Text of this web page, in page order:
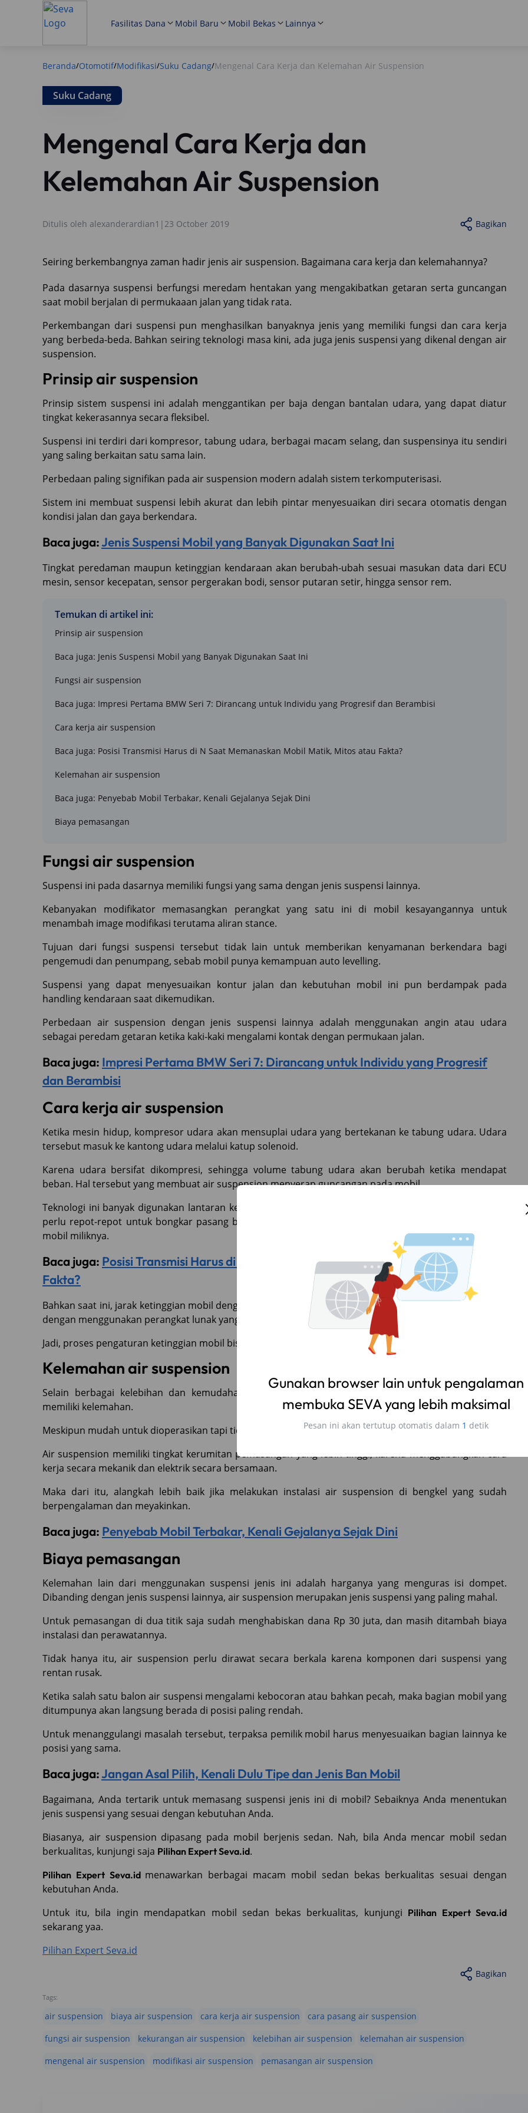
Fasilitas Dana Mobil Baru Mobil Bekas Lainnya
Beranda/Otomotif/Modifikasi/Suku Cadang/Mengenal Cara Kerja dan Kelemahan Air Suspension
Suku Cadang
Mengenal Cara Kerja dan
Kelemahan Air Suspension
Ditulis oleh alexanderardian1 | 23 October 2019 Bagikan
Seiring berkembangnya zaman hadir jenis air suspension. Bagaimana cara kerja dan kelemahannya?
Pada dasarnya suspensi berfungsi meredam hentakan yang mengakibatkan getaran serta guncangan
saat mobil berjalan di permukaaan jalan yang tidak rata.
Perkembangan dari suspensi pun menghasilkan banyaknya jenis yang memiliki fungsi dan cara kerja
yang berbeda-beda. Bahkan seiring teknologi masa kini, ada juga jenis suspensi yang dikenal dengan air
suspension.
Prinsip air suspension
Prinsip sistem suspensi ini adalah menggantikan per baja dengan bantalan udara, yang dapat diatur
tingkat kekerasannya secara fleksibel.
Suspensi ini terdiri dari kompresor, tabung udara, berbagai macam selang, dan suspensinya itu sendiri
yang saling berkaitan satu sama lain.
Perbedaan paling signifikan pada air suspension modern adalah sistem terkomputerisasi.
Sistem ini membuat suspensi lebih akurat dan lebih pintar menyesuaikan diri secara otomatis dengan
kondisi jalan dan gaya berkendara.
Baca juga:Jenis Suspensi Mobil yang Banyak Digunakan Saat Ini
Tingkat peredaman maupun ketinggian kendaraan akan berubah-ubah sesuai masukan data dari ECU
mesin, sensor kecepatan, sensor pergerakan bodi, sensor putaran setir, hingga sensor rem.
Temukan di artikel ini:
Prinsip air suspension
Baca juga: Jenis Suspensi Mobil yang Banyak Digunakan Saat Ini
Fungsi air suspension
Baca juga: Impresi Pertama BMW Seri 7: Dirancang untuk Individu yang Progresif dan Berambisi
Cara kerja air suspension
Baca juga: Posisi Transmisi Harus di N Saat Memanaskan Mobil Matik, Mitos atau Fakta?
Kelemahan air suspension
Baca juga: Penyebab Mobil Terbakar, Kenali Gejalanya Sejak Dini
Biaya pemasangan
Fungsi air suspension
Suspensi ini pada dasarnya memiliki fungsi yang sama dengan jenis suspensi lainnya.
Kebanyakan modifikator memasangkan perangkat yang satu ini di mobil kesayangannya untuk
menambah image modifikasi terutama aliran stance.
Tujuan dari fungsi suspensi tersebut tidak lain untuk memberikan kenyamanan berkendara bagi
pengemudi dan penumpang, sebab mobil punya kemampuan auto levelling.
Suspensi yang dapat menyesuaikan kontur jalan dan kebutuhan mobil ini pun berdampak pada
handling kendaraan saat dikemudikan.
Perbedaan air suspension dengan jenis suspensi lainnya adalah menggunakan angin atau udara
sebagai peredam getaran ketika kaki-kaki mengalami kontak dengan permukaan jalan.
Baca juga: Impresi Pertama BMW Seri 7: Dirancang untuk Individu yang Progresif
dan Berambisi
Cara kerja air suspension
Ketika mesin hidup, kompresor udara akan mensuplai udara yang bertekanan ke tabung udara. Udara
tersebut masuk ke kantong udara melalui katup solenoid.
Karena udara bersifat dikompresi, sehingga volume tabung udara akan berubah ketika mendapat
beban. Hal tersebut yang membuat air suspension menyerap guncangan pada mobil.
Teknologi ini banyak digunakan lantaran kemudahan pengaturan yang ditawarkan. Penggunanya tidak
perlu repot-repot untuk bongkar pasang bagian kaki-kaki hanya untuk mengatur ground clearance di
mobil miliknya.
Baca juga: Posisi Transmisi Harus di N Saat Memanaskan Mobil Matik, Mitos atau
Fakta?
Bahkan saat ini, jarak ketinggian mobil dengan permukaan tanah (ground clearance) dapat diatur hanya
dengan menggunakan perangkat lunak yang tersemat pada smartphone penggunanya.
Jadi, proses pengaturan ketinggian mobil bisa dilakukan lewat smartphone.
Kelemahan air suspension
Selain berbagai kelebihan dan kemudahan pengoperasian yang ditawarkan, air suspension tentu
memiliki kelemahan.
Meskipun mudah untuk dioperasikan tapi tidak sama halnya dengan cara pemasangannya.
Air suspension memiliki tingkat kerumitan pemasangan yang lebih tinggi, karena menggabungkan cara
kerja secara mekanik dan elektrik secara bersamaan.
Maka dari itu, alangkah lebih baik jika melakukan instalasi air suspension di bengkel yang sudah
berpengalaman dan meyakinkan.
Baca juga: Penyebab Mobil Terbakar, Kenali Gejalanya Sejak Dini
Biaya pemasangan
Kelemahan lain dari menggunakan suspensi jenis ini adalah harganya yang menguras isi dompet.
Dibanding dengan jenis suspensi lainnya, air suspension merupakan jenis suspensi yang paling mahal.
Untuk pemasangan di dua titik saja sudah menghabiskan dana Rp 30 juta, dan masih ditambah biaya
instalasi dan perawatannya.
Tidak hanya itu, air suspension perlu dirawat secara berkala karena komponen dari suspensi yang
rentan rusak.
Ketika salah satu balon air suspensi mengalami kebocoran atau bahkan pecah, maka bagian mobil yang
ditumpunya akan langsung berada di posisi paling rendah.
Untuk menanggulangi masalah tersebut, terpaksa pemilik mobil harus menyesuaikan bagian lainnya ke
posisi yang sama.
Baca juga:Jangan Asal Pilih, Kenali Dulu Tipe dan Jenis Ban Mobil
Bagaimana, Anda tertarik untuk memasang suspensi jenis ini di mobil? Sebaiknya Anda menentukan
jenis suspensi yang sesuai dengan kebutuhan Anda.
Biasanya, air suspension dipasang pada mobil berjenis sedan. Nah, bila Anda mencar mobil sedan
berkualitas, kunjungi saja Pilihan Expert Seva.id.
Pilihan Expert Seva.id menawarkan berbagai macam mobil sedan bekas berkualitas sesuai dengan
kebutuhan Anda.
Untuk itu, bila ingin mendapatkan mobil sedan bekas berkualitas, kunjungi Pilihan Expert Seva.id
sekarang yaa.
Pilihan Expert Seva.id
Bagikan
Tags:
air suspension biaya air suspension cara kerja air suspension
cara pasang air suspension
fungsi air suspension
kekurangan air suspension kelebihan air suspension
kelemahan air suspension
mengenal air suspension
modifikasi air suspension pemasangan air suspension